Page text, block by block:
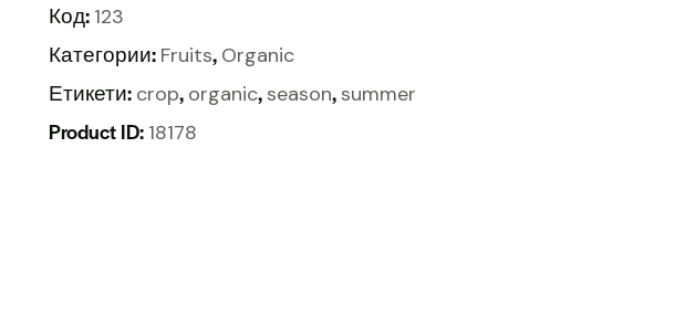
Код: 123
Категории: Fruits, Organic
Етикети: crop, organic,season,summer
Product ID: 18178